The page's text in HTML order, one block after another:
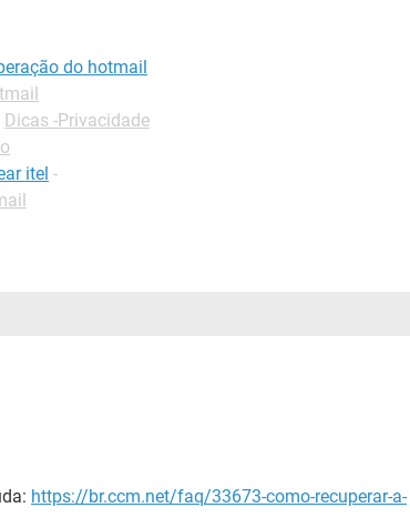
do hotmail
Dicas -Privacidade
itel -
https://br.ccm.net/faq/33673-como-recuperar-a-